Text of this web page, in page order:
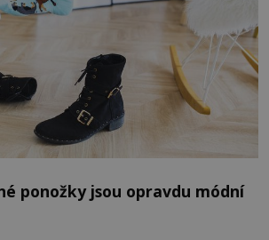
ponožky jsou opravdu módní